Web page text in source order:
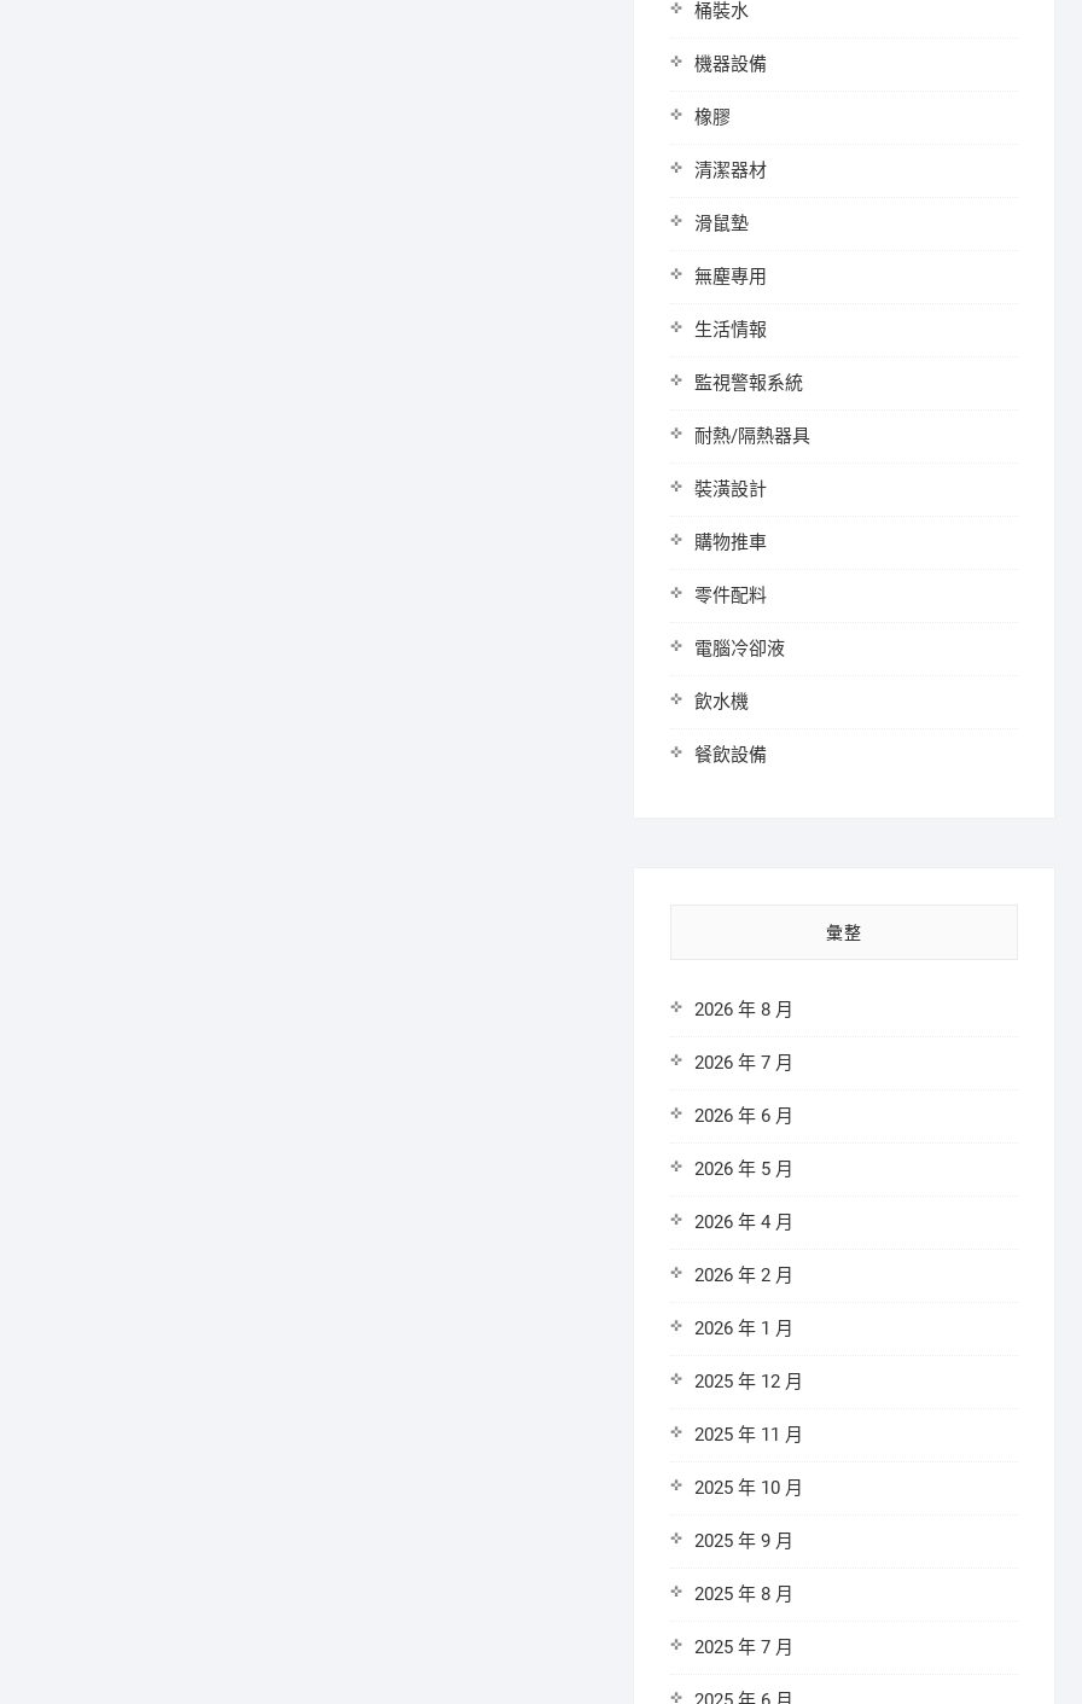
桶裝水
機器設備
橡膠
清潔器材
滑鼠墊
無塵專用
生活情報
監視警報系統
耐熱/隔熱器具
裝潢設計
購物推車
零件配料
電腦冷卻液
飲水機
餐飲設備
彙整
2026 年 8 月
2026 年 7 月
2026 年 6 月
2026 年 5 月
2026 年 4 月
2026 年 2 月
2026 年 1 月
2025 年 12 月
2025 年 11 月
2025 年 10 月
2025 年 9 月
2025 年 8 月
2025 年 7 月